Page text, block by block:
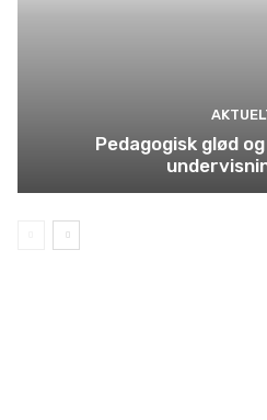
Pedagogisk glød